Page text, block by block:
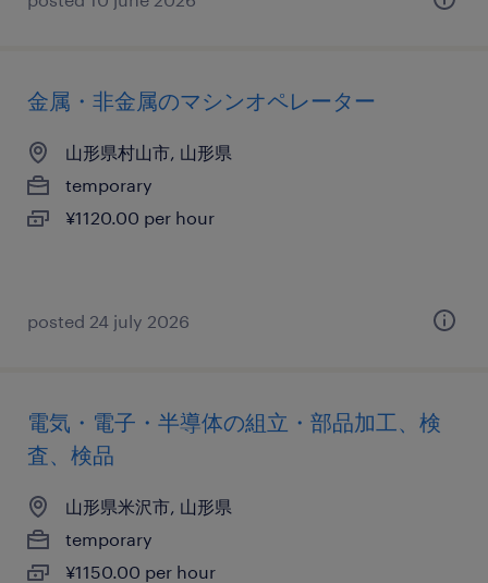
金属・非金属のマシンオペレーター
山形県村山市, 山形県
temporary
¥1120.00 per hour
posted 24 july 2026
電気・電子・半導体の組立・部品加工、検
査、検品
山形県米沢市, 山形県
temporary
¥1150.00 per hour